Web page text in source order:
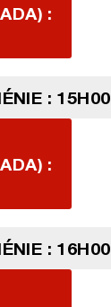
:
: 15H00
:
: 16H00